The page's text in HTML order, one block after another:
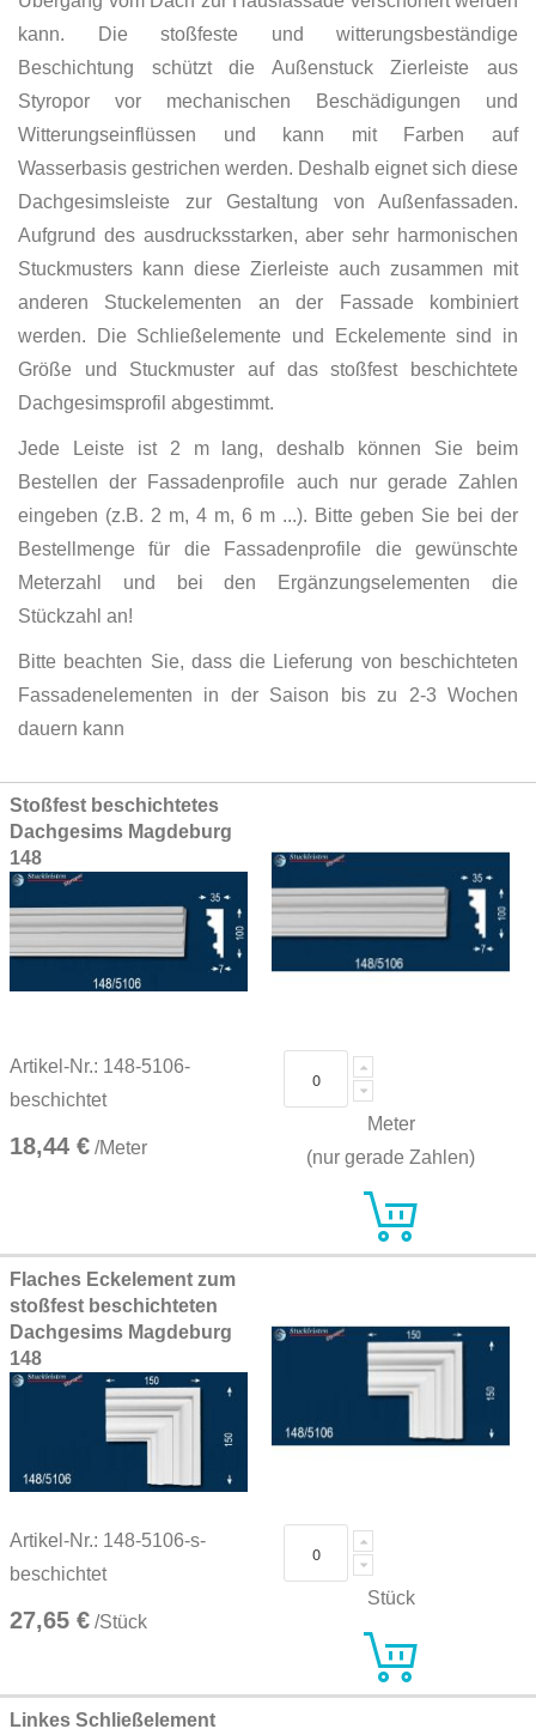
kann. Die stoßfeste und witterungsbeständige
Beschichtung schützt die Außenstuck Zierleiste aus
Styropor vor mechanischen Beschädigungen und
Witterungseinflüssen und kann mit Farben auf
Wasserbasis gestrichen werden. Deshalb eignet sich diese
Dachgesimsleiste zur Gestaltung von Außenfassaden.
Aufgrund des ausdrucksstarken, aber sehr harmonischen
Stuckmusters kann diese Zierleiste auch zusammen mit
anderen Stuckelementen an der Fassade kombiniert
werden. Die Schließelemente und Eckelemente sind in
Größe und Stuckmuster auf das stoßfest beschichtete
Dachgesimsprofil abgestimmt.
Jede Leiste ist 2 m lang, deshalb können Sie beim
Bestellen der Fassadenprofile auch nur gerade Zahlen
eingeben (z.B. 2 m, 4 m, 6 m ...). Bitte geben Sie bei der
Bestellmenge für die Fassadenprofile die gewünschte
Meterzahl und bei den Ergänzungselementen die
Stückzahl an!
Bitte beachten Sie, dass die Lieferung von beschichteten
Fassadenelementen in der Saison bis zu 2-3 Wochen
dauern kann
Grouped
product
items
Stoßfest beschichtetes
Dachgesims Magdeburg
148
Artikel-Nr.: 148-5106-
beschichtet
18,44 € /Meter
Meter
(nur gerade Zahlen)
Flaches Eckelement zum
stoßfest beschichteten
Dachgesims Magdeburg
148
Artikel-Nr.: 148-5106-s-
beschichtet
27,65 € /Stück
Stück
Linkes Schließelement